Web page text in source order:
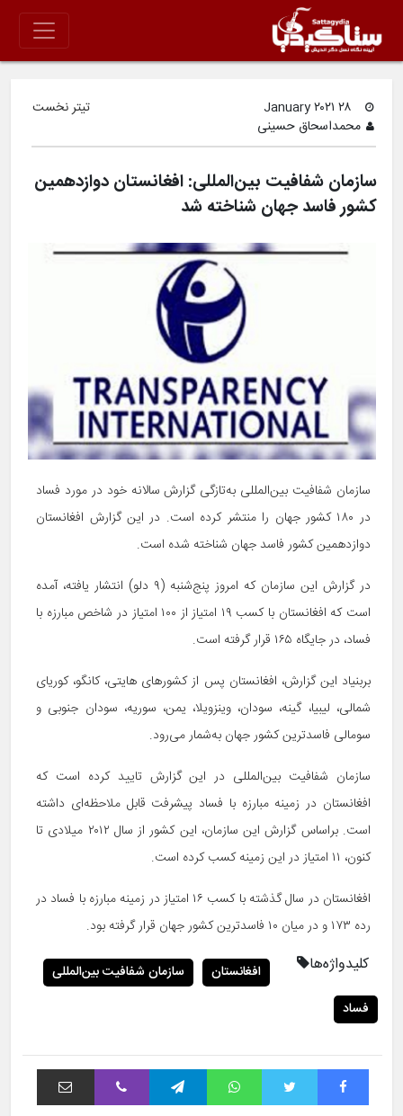
۲۸ January ۲۰۲۱
محمداسحاق حسینی
تیتر نخست
سازمان شفافیت بین‌المللی: افغانستان دوازدهمین
کشور فاسد جهان شناخته شد
سازمان شفافیت بین‌المللی به‌تازگی گزارش سالانه خود در مورد فساد
در ۱۸۰ کشور جهان را منتشر کرده است. در این گزارش افغانستان
دوازدهمین کشور فاسد جهان شناخته شده است.
در گزارش این سازمان که امروز پنج‌شنبه (۹ دلو) انتشار یافته، آمده
است که افغانستان با کسب ۱۹ امتیاز از ۱۰۰ امتیاز در شاخص مبارزه با
فساد، در جایگاه ۱۶۵ قرار گرفته است.
بربنیاد این گزارش، افغانستان پس از کشورهای هایتی، کانگو، کوریای
شمالی، لیبیا، گینه، سودان، وینزویلا، یمن، سوریه، سودان جنوبی و
سومالی فاسدترین کشور جهان به‌شمار می‌رود.
سازمان شفافیت بین‌المللی در این گزارش تایید کرده است که
افغانستان در زمینه مبارزه با فساد پیشرفت قابل ملاحظه‌ای داشته
است. براساس گزارش این سازمان، این کشور از سال ۲۰۱۲ میلادی تا
کنون، ۱۱ امتیاز در این زمینه کسب کرده است.
افغانستان در سال گذشته با کسب ۱۶ امتیاز در زمینه مبارزه با فساد در
رده ۱۷۳ و در میان ۱۰ فاسدترین کشور جهان قرار گرفته بود.
کلیدواژه‌ها افغانستان
سازمان شفافیت بین‌المللی
فساد
فیس بوک توییتر واتس آپ تلگرام وایبر اشتراک با ایمیل